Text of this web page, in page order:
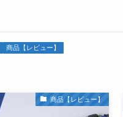
商品【レビュー】
商品【レビュー】